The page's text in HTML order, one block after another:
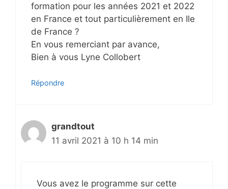
formation pour les années 2021 et 2022
en France et tout particulièrement en Ile
de France ?
En vous remerciant par avance,
Bien à vous Lyne Collobert
Répondre
grandtout
11 avril 2021 à 10 h 14 min
Vous avez le programme sur cette